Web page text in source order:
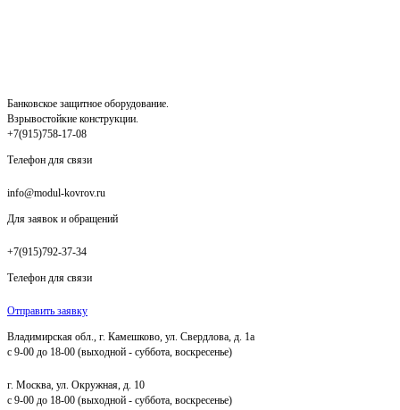
Банковское защитное оборудование.
Взрывостойкие конструкции.
+7(915)758-17-08
Телефон для связи
info@modul-kovrov.ru
Для заявок и обращений
+7(915)792-37-34
Телефон для связи
Отправить заявку
Владимирская обл., г. Камешково, ул. Свердлова, д. 1а
с 9-00 до 18-00 (выходной - суббота, воскресенье)
г. Москва, ул. Окружная, д. 10
с 9-00 до 18-00 (выходной - суббота, воскресенье)